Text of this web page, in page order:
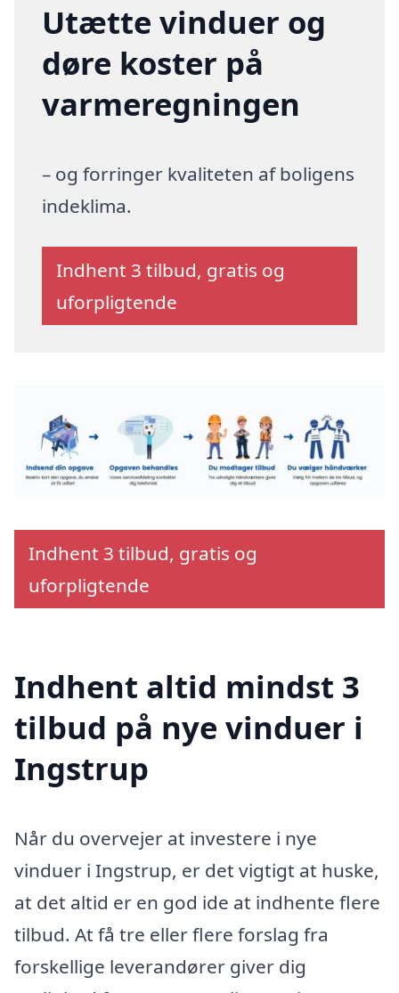
Utætte vinduer og
døre koster på
varmeregningen
– og forringer kvaliteten af boligens
indeklima.
Indhent 3 tilbud, gratis og
uforpligtende
Indhent 3 tilbud, gratis og
uforpligtende
Indhent altid mindst 3
tilbud på nye vinduer i
Ingstrup
Når du overvejer at investere i nye
vinduer i Ingstrup, er det vigtigt at huske,
at det altid er en god ide at indhente flere
tilbud. At få tre eller flere forslag fra
forskellige leverandører giver dig